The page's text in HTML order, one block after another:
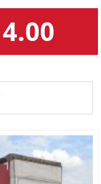
4.00